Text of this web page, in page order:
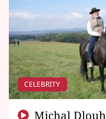
CELEBRITY